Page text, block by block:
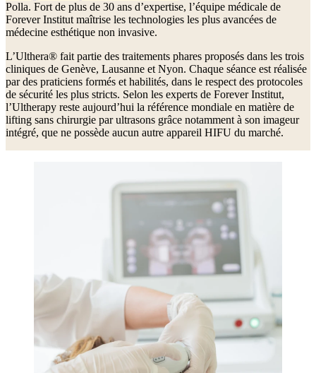
Polla. Fort de plus de 30 ans d’expertise, l’équipe médicale de
Forever Institut maîtrise les technologies les plus avancées de
médecine esthétique non invasive.
L’Ulthera® fait partie des traitements phares proposés dans les trois
cliniques de Genève, Lausanne et Nyon. Chaque séance est réalisée
par des praticiens formés et habilités, dans le respect des protocoles
de sécurité les plus stricts. Selon les experts de Forever Institut,
l’Ultherapy reste aujourd’hui la référence mondiale en matière de
lifting sans chirurgie par ultrasons grâce notamment à son imageur
intégré, que ne possède aucun autre appareil HIFU du marché.